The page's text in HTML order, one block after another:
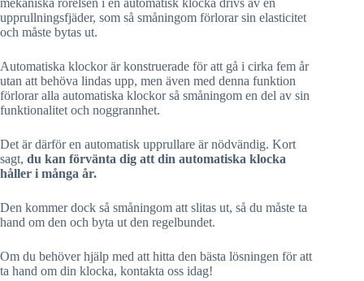
upprullningsfjäder, som så småningom förlorar sin elasticitet
och måste bytas ut.
Automatiska klockor är konstruerade för att gå i cirka fem år
utan att behöva lindas upp, men även med denna funktion
förlorar alla automatiska klockor så småningom en del av sin
funktionalitet och noggrannhet.
Det är därför en automatisk upprullare är nödvändig. Kort
sagt, du kan förvänta dig att din automatiska klocka
håller i många år.
Den kommer dock så småningom att slitas ut, så du måste ta
hand om den och byta ut den regelbundet.
Om du behöver hjälp med att hitta den bästa lösningen för att
ta hand om din klocka, kontakta oss idag!